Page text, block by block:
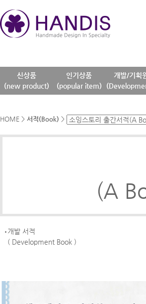
신상품
(new product)
인기상품
(popular item)
개발/기획
HOME > 서적(Book) >
(A
개발 서적
( Development Book )